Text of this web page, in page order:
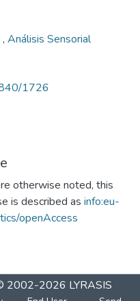
, Análisis Sensorial
1726
otherwise noted, this
is described as info:eu-
openAccess
2002-2026 LYRASIS